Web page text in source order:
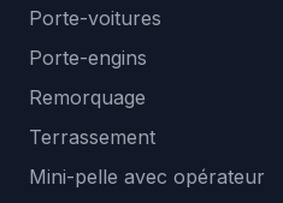
Porte-voitures
Porte-engins
Remorquage
Terrassement
Mini-pelle avec opérateur